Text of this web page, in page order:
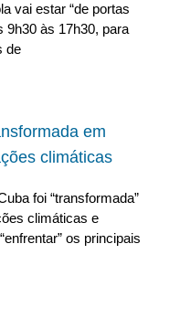
vai estar “de portas
9h30 às 17h30, para
de
em
climáticas
foi “transformada”
climáticas e
os principais